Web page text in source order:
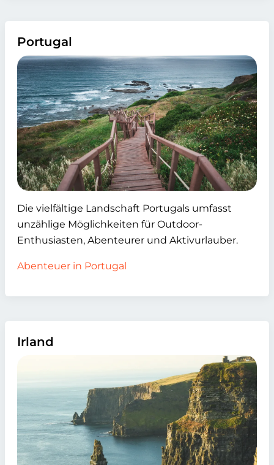
Portugal
Die vielfältige Landschaft Portugals umfasst
unzählige Möglichkeiten für Outdoor-
Enthusiasten, Abenteurer und Aktivurlauber.
Abenteuer in Portugal
Irland